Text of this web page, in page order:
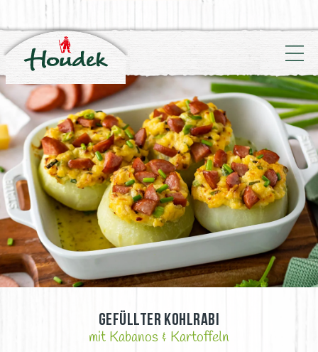
Gefüllter Kohlrabi
mit Kabanos & Kartoffeln